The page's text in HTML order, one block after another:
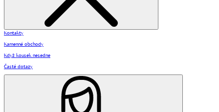
Kontakty
Kamenné obchody
Když kousek nesedne
Časté dotazy